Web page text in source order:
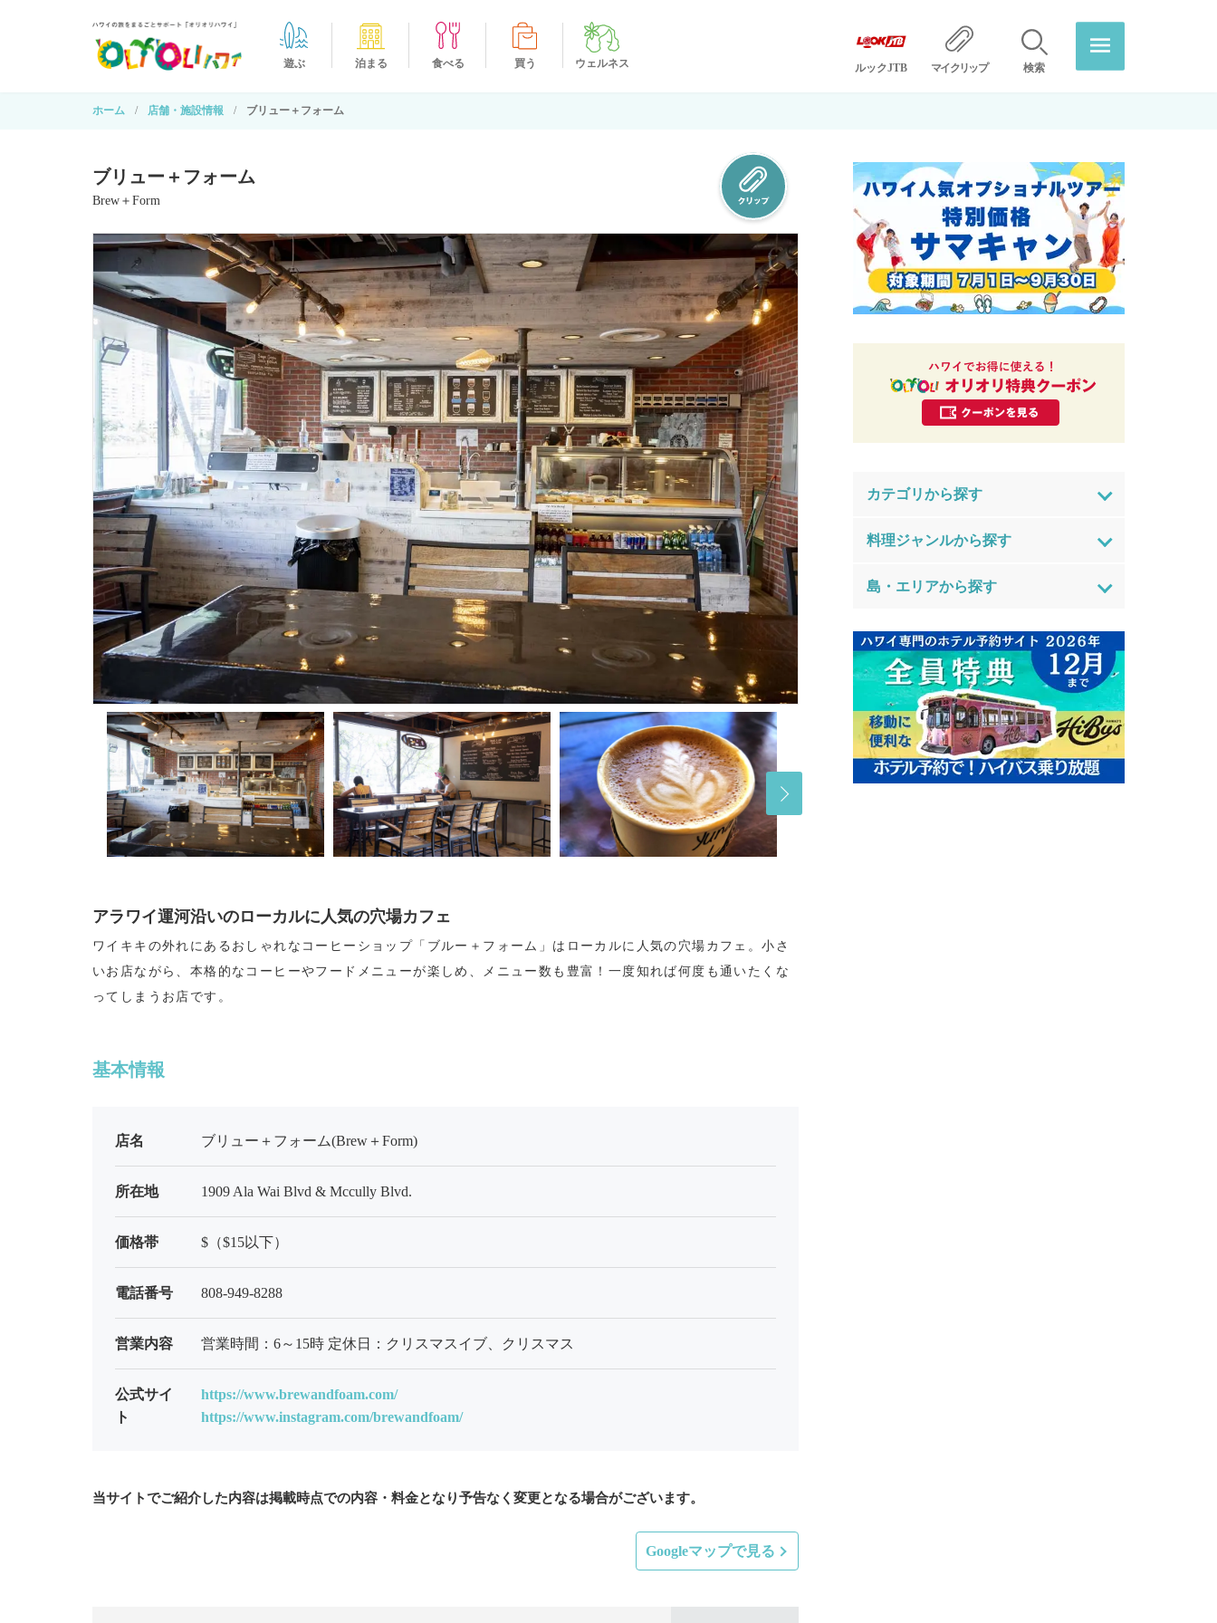
ルックJTB マイクリップ 検索
遊ぶ 泊まる 食べる 買う ウェルネス
ホーム 店舗・施設情報 ブリュー＋フォーム
ブリュー＋フォーム
Brew＋Form
アラワイ運河沿いのローカルに人気の穴場カフェ
ワイキキの外れにあるおしゃれなコーヒーショップ「ブルー＋フォーム」はローカルに人気の穴場カフェ。小さ
いお店ながら、本格的なコーヒーやフードメニューが楽しめ、メニュー数も豊富！一度知れば何度も通いたくな
ってしまうお店です。
基本情報
店名 ブリュー＋フォーム(Brew＋Form)
所在地 1909 Ala Wai Blvd & Mccully Blvd.
価格帯 $（$15以下）
電話番号 808-949-8288
営業内容 営業時間：6～15時 定休日：クリスマスイブ、クリスマス
公式サイ
ト
https://www.brewandfoam.com/
https://www.instagram.com/brewandfoam/
当サイトでご紹介した内容は掲載時点での内容・料金となり予告なく変更となる場合がございます。
Googleマップで見る
カテゴリから探す
料理ジャンルから探す
島・エリアから探す